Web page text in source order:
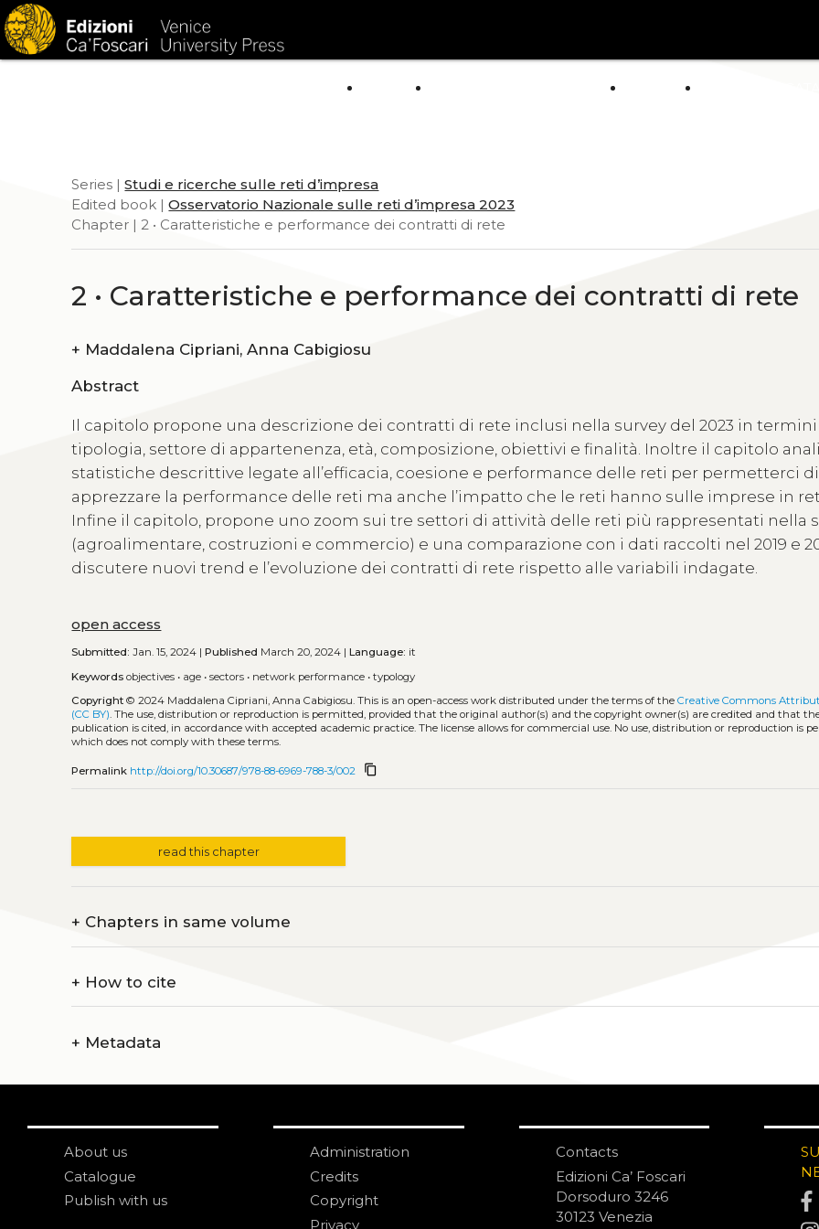
HOME arrow_drop_down POLICY GENERAL
Series |Studi e ricerche sulle reti d’impresa
Edited book |Osservatorio Nazionale sulle reti d’impresa 2023
Chapter | 2 • Caratteristiche e performance dei contratti di rete
2 • Caratteristiche e performance dei contratti di rete
+
Maddalena Cipriani, Anna Cabigiosu
Abstract
Il capitolo propone una descrizione dei contratti di rete inclusi nella survey del 2023 in termini
tipologia, settore di appartenenza, età, composizione, obiettivi e finalità. Inoltre il capitolo
statistiche descrittive legate all’efficacia, coesione e performance delle reti per permetterci di
apprezzare la performance delle reti ma anche l’impatto che le reti hanno sulle imprese in
Infine il capitolo, propone uno zoom sui tre settori di attività delle reti più rappresentati nella
(agroalimentare, costruzioni e commercio) e una comparazione con i dati raccolti nel 2019 e
discutere nuovi trend e l’evoluzione dei contratti di rete rispetto alle variabili indagate.
open access
Submitted: Jan. 15, 2024 |Published March 20, 2024 |Language: it
Keywords objectives • age •sectors • network performance •typology
Copyright © 2024 Maddalena Cipriani, Anna Cabigiosu.This is an open-access work distributed under the terms of theCreative Commons
(CC BY). The use, distribution or reproduction is permitted, provided that the original author(s) and the copyright owner(s) are credited and that
publication is cited, in accordance with accepted academic practice. The license allows for commercial use. No use, distribution or reproduction is
which does not comply with these terms.
Permalink http://doi.org/10.30687/978-88-6969-788-3/002 content_copy
read this chapter
+ Chapters in same volume
+ How to cite
+ Metadata
About us
Catalogue
Publish with us
Administration
Credits
Copyright
Privacy
Contacts
Edizioni Ca’ Foscari
Dorsoduro 3246
30123 Venezia